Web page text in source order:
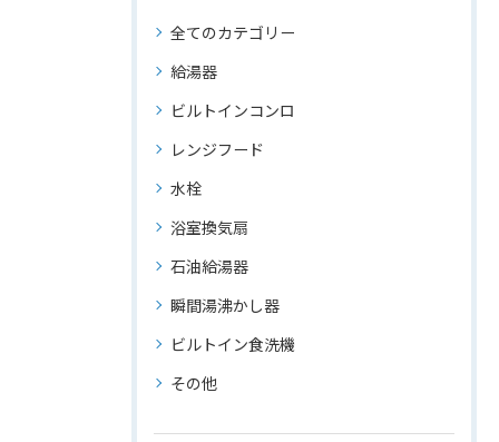
全てのカテゴリー
給湯器
ビルトインコンロ
レンジフード
水栓
浴室換気扇
石油給湯器
瞬間湯沸かし器
ビルトイン食洗機
その他